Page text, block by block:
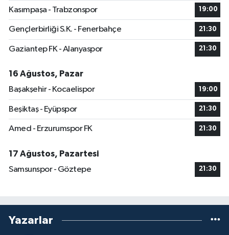
Kasımpaşa - Trabzonspor 19:00
Gençlerbirliği S.K. - Fenerbahçe 21:30
Gaziantep FK - Alanyaspor 21:30
16 Ağustos, Pazar
Başakşehir - Kocaelispor
19:00
Beşiktaş - Eyüpspor 21:30
Amed - Erzurumspor FK 21:30
17 Ağustos, Pazartesi
Samsunspor - Göztepe
21:30
Yazarlar